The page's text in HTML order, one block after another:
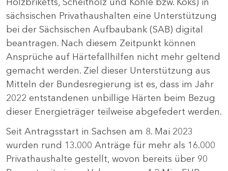
sächsischen Privathaushalten eine Unterstützung
bei der Sächsischen Aufbaubank (SAB) digital
beantragen. Nach diesem Zeitpunkt können
Ansprüche auf Härtefallhilfen nicht mehr geltend
gemacht werden. Ziel dieser Unterstützung aus
Mitteln der Bundesregierung ist es, dass im Jahr
2022 entstandenen unbillige Härten beim Bezug
dieser Energieträger teilweise abgefedert werden.
Seit Antragsstart in Sachsen am 8. Mai 2023
wurden rund 13.000 Anträge für mehr als 16.000
Privathaushalte gestellt, wovon bereits über 90